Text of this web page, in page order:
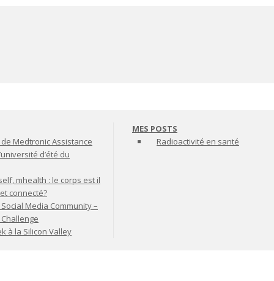
Medtronic Assistance
d’été du
mhealth : le corps est il
connecté?
Media Community –
à la Silicon Valley
MES POSTS
Radioactivité en santé